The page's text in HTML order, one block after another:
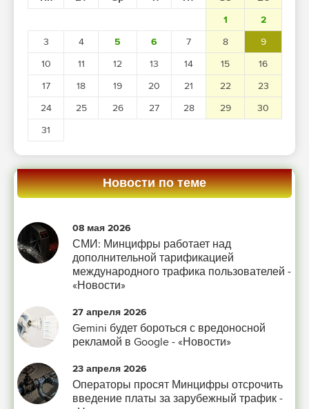
1
2
3
4 5 6 7 8
9
10
11 12 13 14 15
16
17
18 19 20 21 22
23
24
25 26 27 28 29
30
31
Новости по теме
08 мая 2026
СМИ: Минцифры работает над
дополнительной тарификацией
международного трафика пользователей -
«Новости»
27 апреля 2026
Gemini будет бороться с вредоносной
рекламой в Google - «Новости»
23 апреля 2026
Операторы просят Минцифры отсрочить
введение платы за зарубежный трафик -